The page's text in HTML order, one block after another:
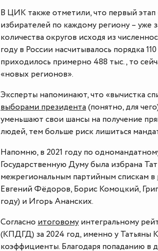
В ЦИК также отметили, что первый
избирателей по каждому региону –
количества округов исходя из
году в России насчитывалось порядка
приходилось примерно 488 тыс., то
«новых регионов».
Эксперты напоминают, что «вычистка
выборами президента(понятно, для
уменьшают свои шансы на получение
людей, тем больше риск лишиться
Напомню, в 2021 году по
Государственную Думу была избрана
межрегиональным партийным спискам в
Евгений Фёдоров, Борис Комоцкий,
году) и Игорь Ананских.
Согласно итоговому интегральному
(КПДГД) за 2024 год, именно у Татьяны
коэффициенты. Благодаря попаданию